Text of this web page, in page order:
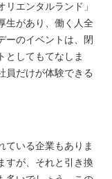
エンタルランド」
生があり、働く人全
ーのイベントは、閉
としてもてなしま
員だけが体験できる
ている企業もありま
すが、それと引き換